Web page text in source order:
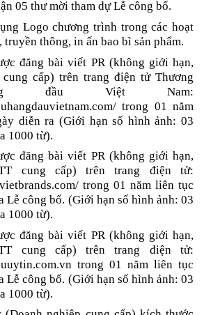
05 thư mời tham dự Lễ công bố.
Logo chương trình trong các hoạt
thông, in ấn bao bì sản phẩm.
đăng bài viết PR (không giới hạn,
cấp) trên trang điện tử Thương
đầu Việt Nam:
trong 01 năm
diễn ra (Giới hạn số hình ảnh: 03
1000 từ).
đăng bài viết PR (không giới hạn,
cung cấp) trên trang điện tử:
trong 01 năm liên tục
Lễ công bố. (Giới hạn số hình ảnh: 03
1000 từ).
đăng bài viết PR (không giới hạn,
cung cấp) trên trang điện tử:
trong 01 năm liên tục
Lễ công bố. (Giới hạn số hình ảnh: 03
1000 từ).